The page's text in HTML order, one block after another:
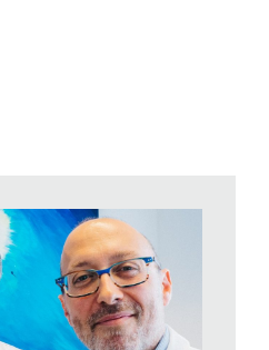
incontriamo all’Ospedale
suo caposervizio dottor Marco
dell’impatto della menopausa
e attraversa lo sfondo
società in cui si vive, le